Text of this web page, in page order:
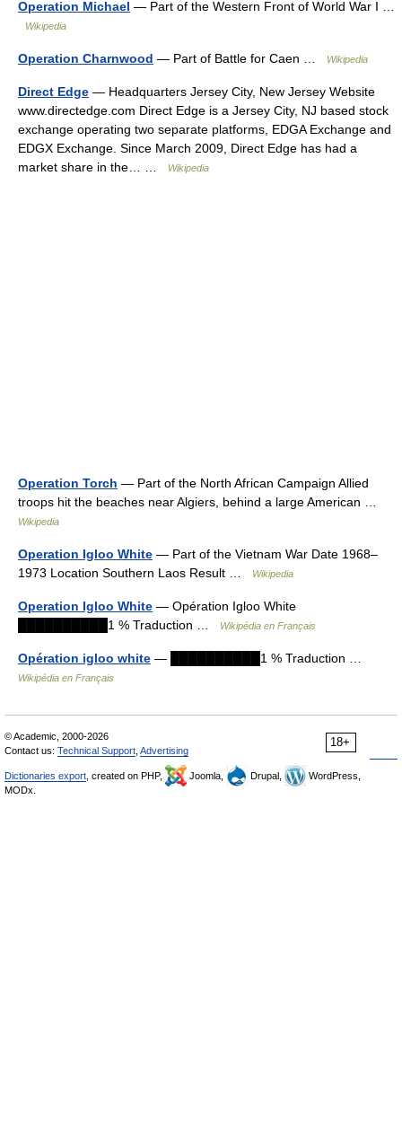
Operation Michael — Part of the Western Front of World War I …
Wikipedia
Operation Charnwood — Part of Battle for Caen … Wikipedia
Direct Edge — Headquarters Jersey City, New Jersey Website
www.directedge.com Direct Edge is a Jersey City, NJ based stock
exchange operating two separate platforms, EDGA Exchange and
EDGX Exchange. Since March 2009, Direct Edge has had a
market share in the… …
Wikipedia
Operation Torch — Part of the North African Campaign Allied
troops hit the beaches near Algiers, behind a large American …
Wikipedia
Operation Igloo White — Part of the Vietnam War Date 1968–
1973 Location Southern Laos Result …
Wikipedia
Operation Igloo White — Opération Igloo White
██████████1 % Traduction …
Wikipédia en Français
Opération igloo white — ██████████1 % Traduction …
Wikipédia en Français
18+
© Academic, 2000-2026
Contact us: Technical Support Advertising
Dictionaries export , created on PHP, Joomla, Drupal,
WordPress,
MODx.